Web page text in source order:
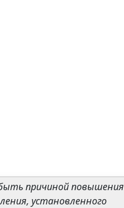
причиной повышения
установленного